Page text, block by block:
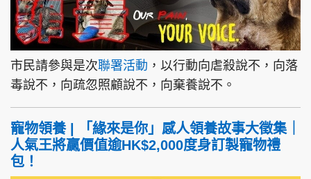
市民請參與是次聯署活動 ，以行動向虐殺說不，向落
毒說不，向疏忽照顧說不，向棄養說不。
寵物領養 | 「緣來是你」感人領養故事大徵集｜
人氣王將贏價值逾HK$2,000度身訂製寵物禮
包！